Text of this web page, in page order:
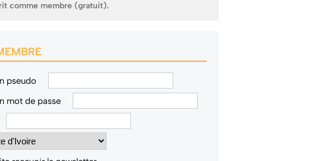
comme membre (gratuit).
pseudo
mot de passe